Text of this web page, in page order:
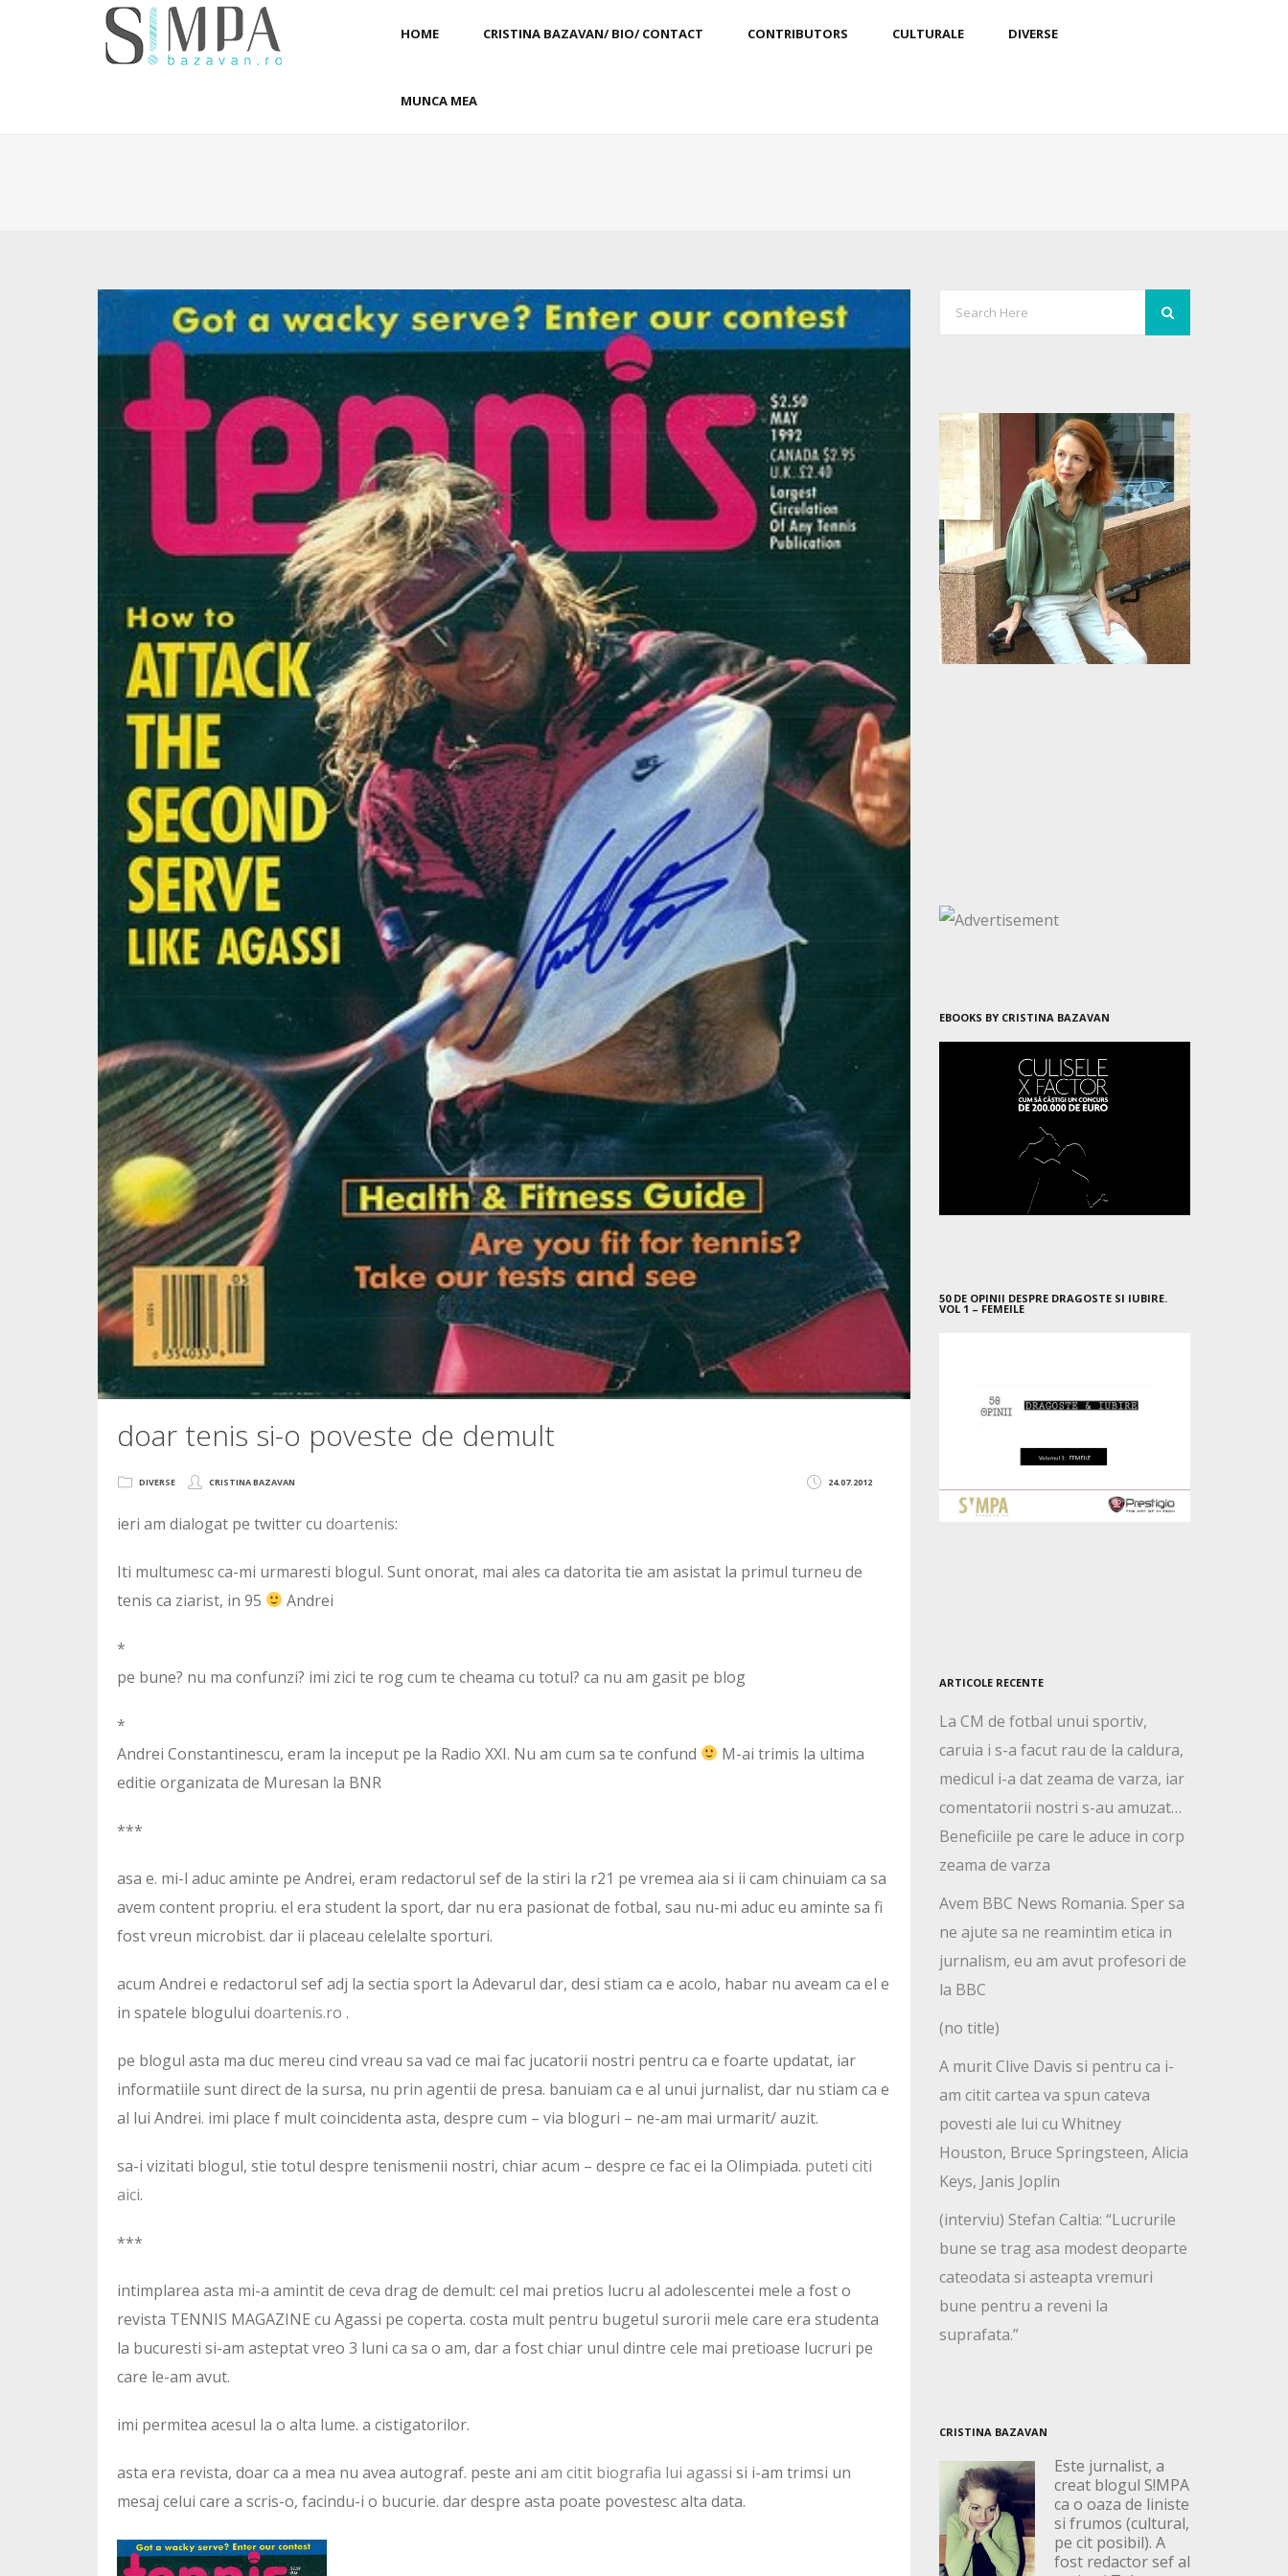
HOME CRISTINA BAZAVAN/ BIO/ CONTACT CONTRIBUTORS CULTURALE DIVERSE
MUNCA MEA
doar tenis si-o poveste de demult
24.07.2012
DIVERSE CRISTINA BAZAVAN
ieri am dialogat pe twitter cu doartenis:
Iti multumesc ca-mi urmaresti blogul. Sunt onorat, mai ales ca datorita tie am asistat la primul turneu de
tenis ca ziarist, in 95
Andrei
*
pe bune? nu ma confunzi? imi zici te rog cum te cheama cu totul? ca nu am gasit pe blog
*
Andrei Constantinescu, eram la inceput pe la Radio XXI. Nu am cum sa te confund
M-ai trimis la ultima
editie organizata de Muresan la BNR
***
asa e. mi-l aduc aminte pe Andrei, eram redactorul sef de la stiri la r21 pe vremea aia si ii cam chinuiam ca sa
avem content propriu. el era student la sport, dar nu era pasionat de fotbal, sau nu-mi aduc eu aminte sa fi
fost vreun microbist. dar ii placeau celelalte sporturi.
acum Andrei e redactorul sef adj la sectia sport la Adevarul dar, desi stiam ca e acolo, habar nu aveam ca el e
in spatele blogului doartenis.ro .
pe blogul asta ma duc mereu cind vreau sa vad ce mai fac jucatorii nostri pentru ca e foarte updatat, iar
informatiile sunt direct de la sursa, nu prin agentii de presa. banuiam ca e al unui jurnalist, dar nu stiam ca e
al lui Andrei. imi place f mult coincidenta asta, despre cum – via bloguri – ne-am mai urmarit/ auzit.
sa-i vizitati blogul, stie totul despre tenismenii nostri, chiar acum – despre ce fac ei la Olimpiada. puteti citi
aici.
***
intimplarea asta mi-a amintit de ceva drag de demult: cel mai pretios lucru al adolescentei mele a fost o
revista TENNIS MAGAZINE cu Agassi pe coperta. costa mult pentru bugetul surorii mele care era studenta
la bucuresti si-am asteptat vreo 3 luni ca sa o am, dar a fost chiar unul dintre cele mai pretioase lucruri pe
care le-am avut.
imi permitea acesul la o alta lume. a cistigatorilor.
asta era revista, doar ca a mea nu avea autograf. peste ani am citit biografia lui agassi si i-am trimsi un
mesaj celui care a scris-o, facindu-i o bucurie. dar despre asta poate povestesc alta data.
EBOOKS BY CRISTINA BAZAVAN
50 DE OPINII DESPRE DRAGOSTE SI IUBIRE.
VOL 1 – FEMEILE
ARTICOLE RECENTE
La CM de fotbal unui sportiv,
caruia i s-a facut rau de la caldura,
medicul i-a dat zeama de varza, iar
comentatorii nostri s-au amuzat…
Beneficiile pe care le aduce in corp
zeama de varza
Avem BBC News Romania. Sper sa
ne ajute sa ne reamintim etica in
jurnalism, eu am avut profesori de
la BBC
(no title)
A murit Clive Davis si pentru ca i-
am citit cartea va spun cateva
povesti ale lui cu Whitney
Houston, Bruce Springsteen, Alicia
Keys, Janis Joplin
(interviu) Stefan Caltia: “Lucrurile
bune se trag asa modest deoparte
cateodata si asteapta vremuri
bune pentru a reveni la
suprafata.”
CRISTINA BAZAVAN
Este jurnalist, a
creat blogul S!MPA
ca o oaza de liniste
si frumos (cultural,
pe cit posibil). A
fost redactor sef al